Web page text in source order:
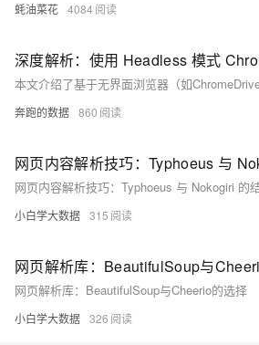
蚝油菜花 4084
奔跑的数据 860
网页内容解析技巧：Typhoeus 与
网页内容解析技巧：Typhoeus 与 Nokogiri 的
小白学大数据 315
网页解析库：BeautifulSoup与
网页解析库：BeautifulSoup与Cheerio的选择
小白学大数据 326